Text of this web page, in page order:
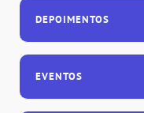
DEPOIMENTOS
EVENTOS